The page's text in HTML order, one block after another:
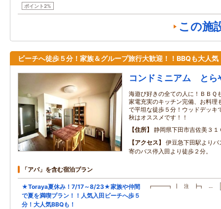
ポイント2%
この施
ビーチへ徒歩５分！家族＆グループ旅行大歓迎！！BBQも大人気
コンドミニアム とら
海遊び好きの全ての人に！ＢＢＱ
家電充実のキッチン完備、お料理
で平坦な徒歩５分！ウッドデッキ
秋はオススメです！！
住所
静岡県下田市吉佐美３１
アクセス
伊豆急下田駅より
寄のバス停入田より徒歩２分。
「アパ」を含む宿泊プラン
★Toraya夏休み！7/17～8/23★家族や仲間
で夏を満喫プラン！！人気入田ビーチへ歩５
分！大人気BBQも！
┏━━━┓ ┃ 注 ┣┓ …